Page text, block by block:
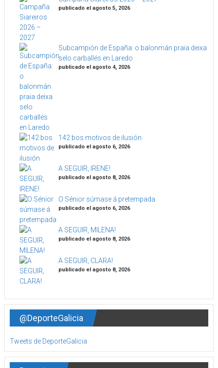
publicado el agosto 5, 2026
Subcampión de España: o balonmán praia deixa
selo carballés en Laredo
publicado el agosto 4, 2026
142 bos motivos de ilusión
publicado el agosto 6, 2026
A SEGUIR, IRENE!
publicado el agosto 8, 2026
O Sénior súmase á pretempada
publicado el agosto 6, 2026
A SEGUIR, MILENA!
publicado el agosto 8, 2026
A SEGUIR, CLARA!
publicado el agosto 8, 2026
@DeporteGalicia
Tweets de DeporteGalicia